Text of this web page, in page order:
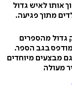
אותו לאיש גדול
מתוך פגיעה.
גדול מהספרים
בגב הספר.
מבצעים מיוחדים
מעולה